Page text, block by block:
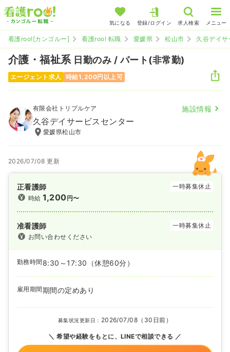
気になる 登録/ログイン 求人検索 メニュー
看護roo![カンゴルー] 看護roo! 転職 愛媛県 松山市 久谷デイ
介護・福祉系 日勤のみ / パート(非常勤)
エージェント求人 時給1,200円以上可
有限会社トリプルケア 施設情報
久谷デイサービスセンター
愛媛県松山市
2026/07/08 更新
正看護師
一時募集休止
時給1,200円〜
准看護師
一時募集休止
お問い合わせください
勤務時間 8:30～17:30 （休憩60分）
雇用期間期間の定めあり
募集状況更新日： 2026/07/08（30日前）
希望や経験をもとに、LINEで相談できる